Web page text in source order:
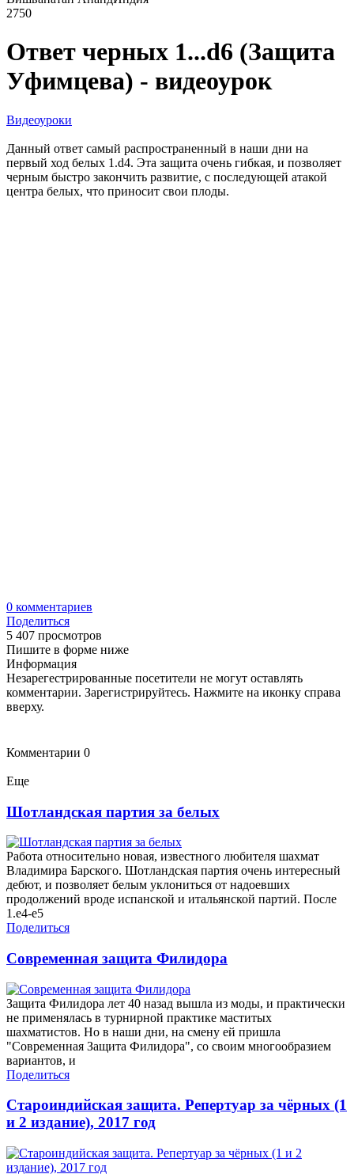
2750
Ответ черных 1...d6 (Защита
Уфимцева) - видеоурок
Видеоуроки
Данный ответ самый распространенный в наши дни на
первый ход белых 1.d4. Эта защита очень гибкая, и позволяет
черным быстро закончить развитие, с последующей атакой
центра белых, что приносит свои плоды.
0 комментариев
Поделиться
5 407 просмотров
Пишите в форме ниже
Информация
Незарегестрированные посетители не могут оставлять
комментарии. Зарегистрируйтесь. Нажмите на иконку справа
вверху.
Комментарии 0
Еще
Шотландская партия за белых
Работа относительно новая, известного любителя шахмат
Владимира Барского. Шотландская партия очень интересный
дебют, и позволяет белым уклониться от надоевших
продолжений вроде испанской и итальянской партий. После
1.е4-е5
Поделиться
Современная защита Филидора
Защита Филидора лет 40 назад вышла из моды, и практически
не применялась в турнирной практике маститых
шахматистов. Но в наши дни, на смену ей пришла
"Современная Защита Филидора", со своим многообразием
вариантов, и
Поделиться
Староиндийская защита. Репертуар за чёрных (1
и 2 издание), 2017 год